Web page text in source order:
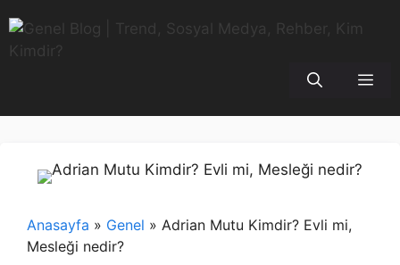
atla
Anasayfa » Genel » Adrian Mutu Kimdir? Evli mi,
Mesleği nedir?